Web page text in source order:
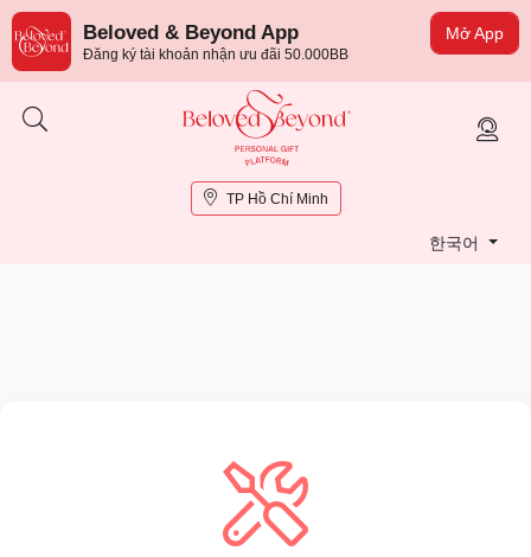
Mở App
Beloved & Beyond App
Đăng ký tài khoản nhận ưu đãi 50.000BB
TP Hồ Chí Minh
한국어